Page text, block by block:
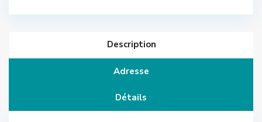
Description
Adresse
Détails